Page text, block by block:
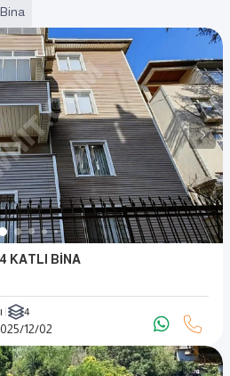
KATLI BİNA
4
/12/02